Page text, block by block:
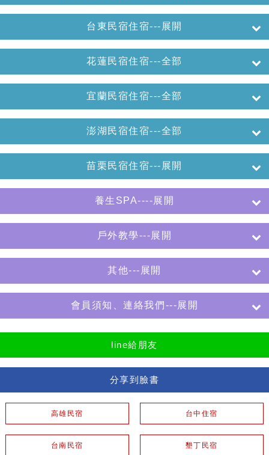
台東民宿住宿---展開
花蓮民宿住宿---全部
宜蘭民宿住宿---全部
澎湖民宿住宿---全部
苗栗民宿住宿---展開
養生SPA----展開
戶外教學---展開
其他---展開
會員須知、連絡我們---展開
line給朋友
分享到臉書
高雄民宿 台中住宿
台南民宿 墾丁民宿